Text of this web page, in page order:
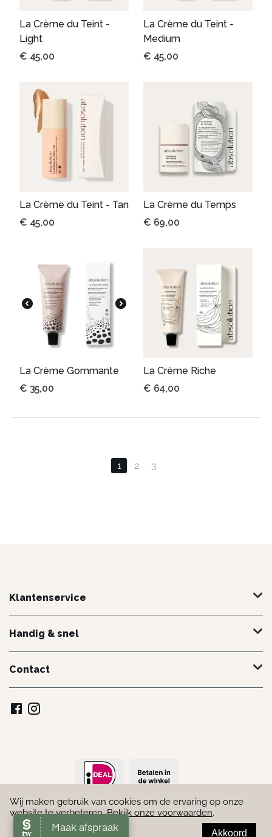
La Crème du Teint -
Light
€ 45,00
La Crème du Teint -
Medium
€ 45,00
La Crème du Teint - Tan
€ 45,00
La Crème du Temps
€ 69,00
La Crème Gommante
€ 35,00
La Crème Riche
€ 64,00
1 2 3
Klantenservice
Handig & snel
Contact
© 2022 - 2026 Schoonheidssalon Marielle. DoorWebmakend
Wij maken gebruik van cookies om de ervaring op onze
website te verbeteren.Bekijk onze voorwaarden.
Akkoord